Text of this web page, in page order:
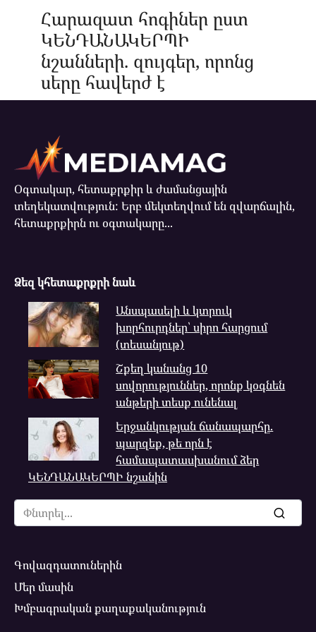
Հարազատ հոգիներ ըստ
ԿԵՆԴԱՆԱԿԵՐՊԻ
նշանների. զույգեր, որոնց
սերը հավերժ է
Օգտակար, հետաքրքիր և ժամանցային
տեղեկատվություն: Երբ մեկտեղվում են զվարճալին,
հետաքրքիրն ու օգտակարը...
Ձեզ կհետաքրքրի նաև
Անսպասելի և կտրուկ
խորհուրդներ՝ սիրո հարցում
(տեսանյութ)
Շքեղ կանանց 10
սովորություններ, որոնք կօգնեն
անթերի տեսք ունենալ
Երջանկության ճանապարհը.
պարզեք, թե որն է
համապատասխանում ձեր
ԿԵՆԴԱՆԱԿԵՐՊԻ նշանին
Search
for:
Գովազդատուներին
Մեր մասին
Խմբագրական քաղաքականություն